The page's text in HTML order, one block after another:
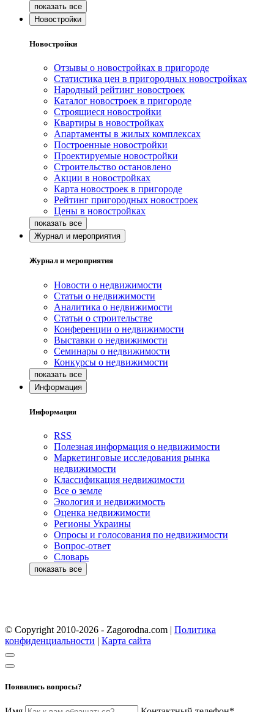
Новостройки
Новостройки
Отзывы о новостройках в пригороде
Статистика цен в пригородных новостройках
Народный рейтинг новостроек
Каталог новостроек в пригороде
Строящиеся новостройки
Квартиры в новостройках
Апартаменты в жилых комплексах
Построенные новостройки
Проектируемые новостройки
Строительство остановлено
Акции в новостройках
Карта новостроек в пригороде
Рейтинг пригородных новостроек
Цены в новостройках
Журнал и мероприятия
Журнал и мероприятия
Новости о недвижимости
Статьи о недвижимости
Аналитика о недвижимости
Статьи о строительстве
Конференции о недвижимости
Выставки о недвижимости
Семинары о недвижимости
Конкурсы о недвижимости
Информация
Информация
RSS
Полезная информация о недвижимости
Маркетинговые исследования рынка
недвижимости
Классификация недвижимости
Все о земле
Экология и недвижимость
Оценка недвижимости
Регионы Украины
Опросы и голосования по недвижимости
Вопрос-ответ
Словарь
© Copyright 2010-2026 - Zagorodna.com | Политика
конфиденциальности | Карта сайта
Появились вопросы?